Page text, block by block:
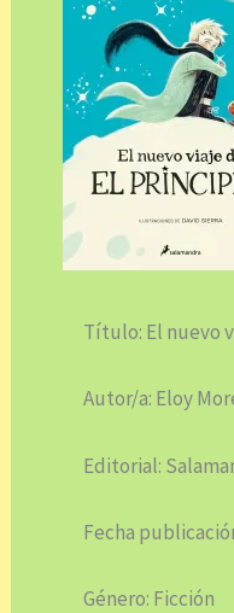
Título: El nuevo
Autor/a: Eloy
Editorial:
Fecha
Género: Ficción